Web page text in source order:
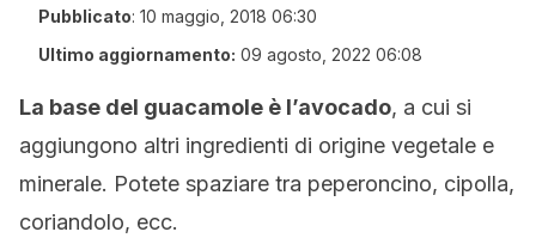
Pubblicato: 10 maggio, 2018 06:30
Ultimo aggiornamento: 09 agosto, 2022 06:08
La base del guacamole è l’avocado, a cui si
aggiungono altri ingredienti di origine vegetale e
minerale. Potete spaziare tra peperoncino, cipolla,
coriandolo, ecc.